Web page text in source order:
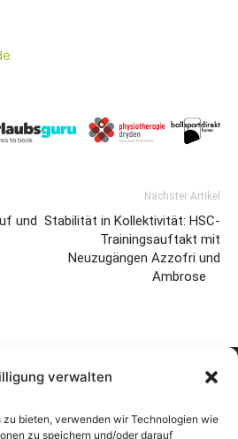
verwalten
zu bieten, verwenden wir Technologien wie
zu speichern und/oder darauf
und
Nächster Artikel
Stabilität in Kollektivität: HSC-
Trainingsauftakt mit
Neuzugängen Azzofri und
Ambrose